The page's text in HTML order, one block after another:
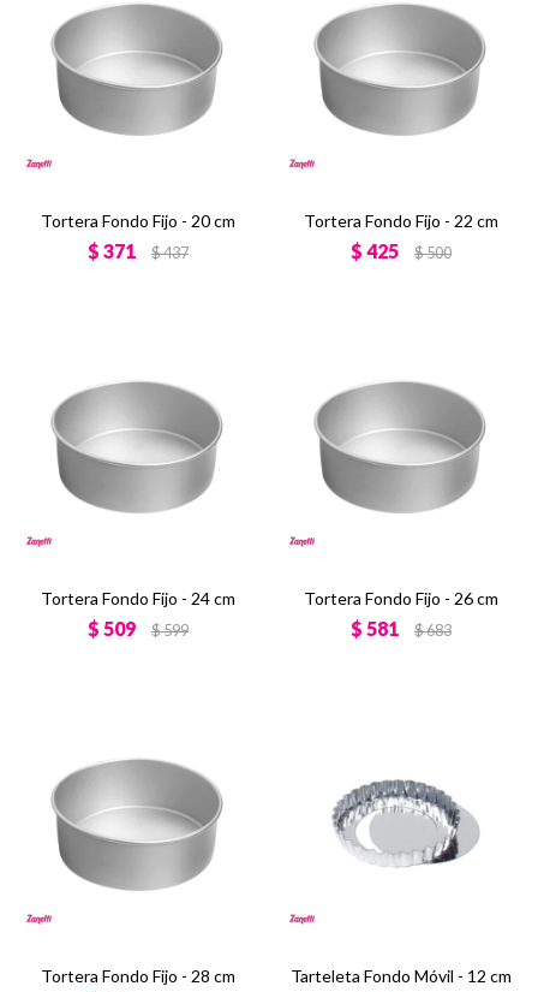
Tortera Fondo Fijo - 20 cm
$ 371 $437
Tortera Fondo Fijo - 22 cm
$ 425 $500
Tortera Fondo Fijo - 24 cm
$ 509 $599
Tortera Fondo Fijo - 26 cm
$ 581 $683
Tortera Fondo Fijo - 28 cm Tarteleta Fondo Móvil - 12 cm